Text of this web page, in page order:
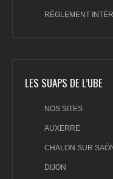
RÈGLEMENT
LES SUAPS DE L’UBE
NOS SITES
AUXERRE
CHALON SUR
DIJON